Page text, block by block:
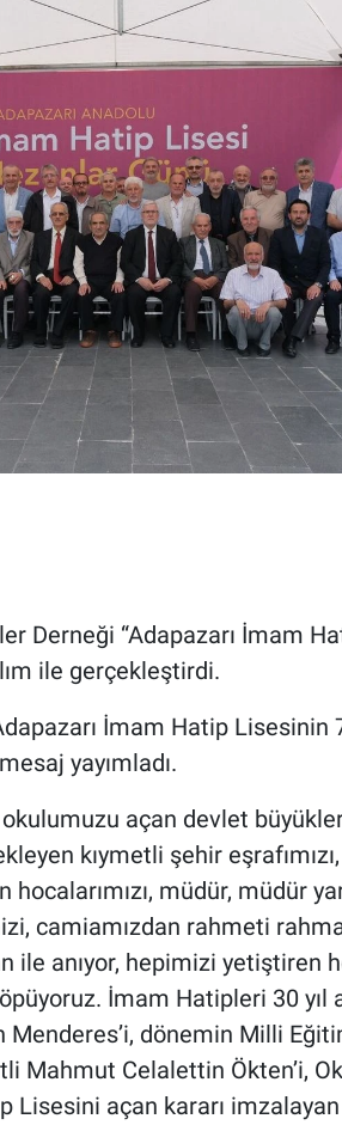
Derneği “Adapazarı İmam
ile gerçekleştirdi.
İmam Hatip Lisesinin
yayımladı.
okulumuzu açan devlet
kıymetli şehir
müdür, müdür
camiamızdan rahmeti
anıyor, hepimizi yetiştiren
İmam Hatipleri 30 yıl
Menderes’i, dönemin Milli
Mahmut Celalettin Ökten’i,
Lisesini açan kararı